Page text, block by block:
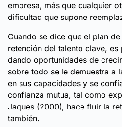
empresa, más que cualquier
dificultad que supone
Cuando se dice que el plan
retención del talento clave, es
dando oportunidades de
sobre todo se le demuestra a
en sus capacidades y se
confianza mutua, tal como
Jaques (2000), hace fluir la
también.